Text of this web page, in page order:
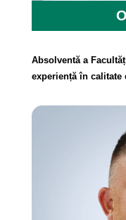
Absolventă a
experiență în calitate